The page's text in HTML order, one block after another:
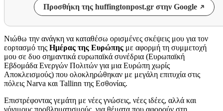
Προσθήκη της huffingtonpost.gr στην Google
Νιώθω την ανάγκη να καταθέσω ορισμένες σκέψεις μου για τον
εορτασμό της Ημέρας της Ευρώπης με αφορμή τη συμμετοχή
μου σε δυο σημαντικά ευρωπαϊκά συνέδρια (Ευρωπαϊκή
Εβδομάδα Ενεργών Πολιτών για μια Ευρώπη χωρίς
Αποκλεισμούς) που ολοκληρώθηκαν με μεγάλη επιτυχία στις
πόλεις Narva και Tallinn της Εσθονίας.
Επιστρέφοντας γεμάτη με νέες γνώσεις, νέες ιδέες, αλλά και